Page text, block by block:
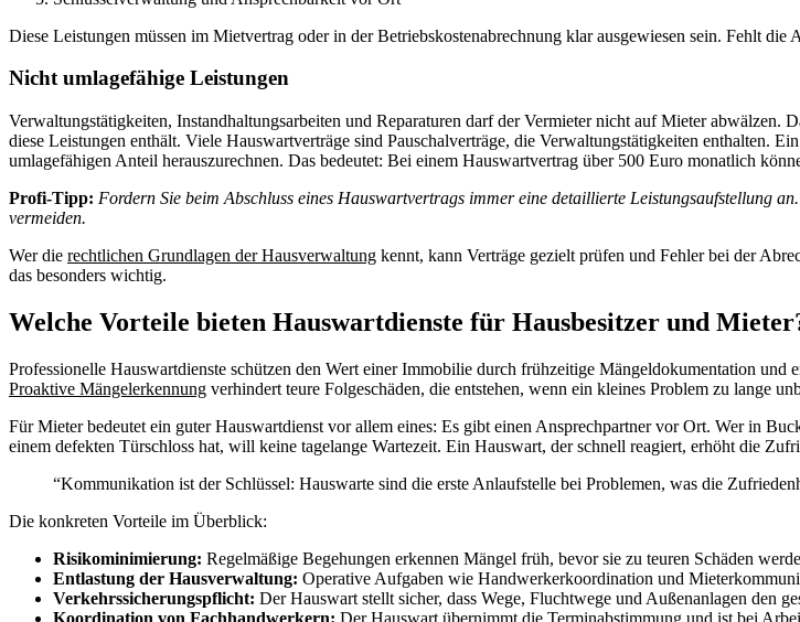
Diese Leistungen müssen im Mietvertrag oder in der Betriebskostenabrechnung klar ausgewiesen sein. Fehlt
Nicht umlagefähige Leistungen
Verwaltungstätigkeiten, Instandhaltungsarbeiten und Reparaturen darf der Vermieter nicht auf Mieter abwälzen.
diese Leistungen enthält. Viele Hauswartverträge sind Pauschalverträge, die Verwaltungstätigkeiten enthalten.
umlagefähigen Anteil herauszurechnen. Das bedeutet: Bei einem Hauswartvertrag über 500 Euro monatlich
Profi-Tipp: Fordern Sie beim Abschluss eines Hauswartvertrags immer eine detaillierte Leistungsaufstellung
vermeiden.
Wer die rechtlichen Grundlagen der Hausverwaltung kennt, kann Verträge gezielt prüfen und Fehler bei der
das besonders wichtig.
Welche Vorteile bieten Hauswartdienste für Hausbesitzer und
Professionelle Hauswartdienste schützen den Wert einer Immobilie durch frühzeitige Mängeldokumentation
Proaktive Mängelerkennung verhindert teure Folgeschäden, die entstehen, wenn ein kleines Problem zu lange
Für Mieter bedeutet ein guter Hauswartdienst vor allem eines: Es gibt einen Ansprechpartner vor Ort. Wer in
einem defekten Türschloss hat, will keine tagelange Wartezeit. Ein Hauswart, der schnell reagiert, erhöht die
“Kommunikation ist der Schlüssel: Hauswarte sind die erste Anlaufstelle bei Problemen, was die
Die konkreten Vorteile im Überblick:
Risikominimierung: Regelmäßige Begehungen erkennen Mängel früh, bevor sie zu teuren Schäden
Entlastung der Hausverwaltung: Operative Aufgaben wie Handwerkerkoordination und
Verkehrssicherungspflicht: Der Hauswart stellt sicher, dass Wege, Fluchtwege und Außenanlagen den
Koordination von Fachhandwerkern: Der Hauswart übernimmt die Terminabstimmung und ist bei